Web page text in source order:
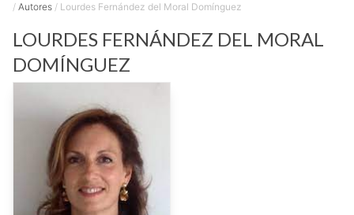
/ Autores / Lourdes Fernández del Moral Domínguez
LOURDES FERNÁNDEZ DEL MORAL
DOMÍNGUEZ